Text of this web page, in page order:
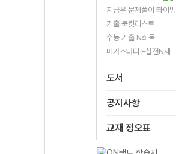
지금은 문제풀이 타이밍
기출 북킷리스트
수능 기출 N회독
메가스터디 E실전N제
도서
공지사항
교재 정오표